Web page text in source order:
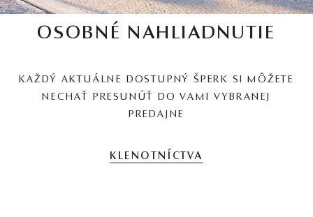
OSOBNÉ NAHLIADNUTIE
KAŽDÝ AKTUÁLNE DOSTUPNÝ ŠPERK SI MÔŽETE
NECHAŤ PRESUNÚŤ DO VAMI VYBRANEJ
PREDAJNE
KLENOTNÍCTVA